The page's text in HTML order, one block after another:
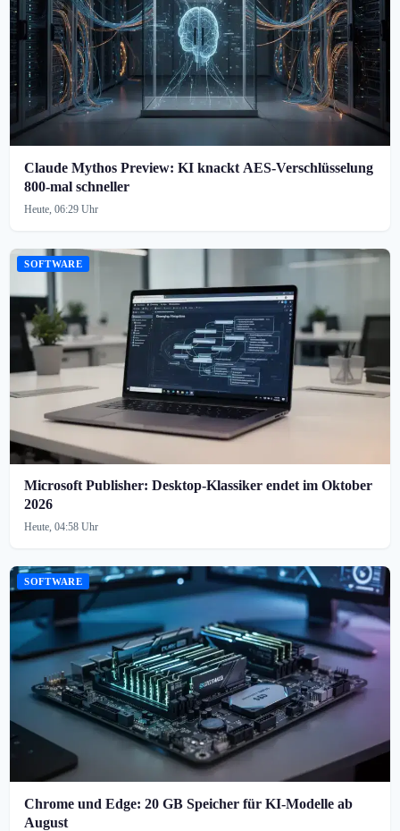
Claude Mythos Preview: KI knackt AES-Verschlüsselung
800-mal schneller
Heute, 06:29 Uhr
SOFTWARE
Microsoft Publisher: Desktop-Klassiker endet im Oktober
2026
Heute, 04:58 Uhr
SOFTWARE
Chrome und Edge: 20 GB Speicher für KI-Modelle ab
August